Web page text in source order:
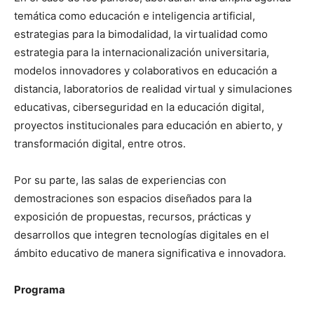
temática como educación e inteligencia artificial,
estrategias para la bimodalidad, la virtualidad como
estrategia para la internacionalización universitaria,
modelos innovadores y colaborativos en educación a
distancia, laboratorios de realidad virtual y simulaciones
educativas, ciberseguridad en la educación digital,
proyectos institucionales para educación en abierto, y
transformación digital, entre otros.
Por su parte, las salas de experiencias con
demostraciones son espacios diseñados para la
exposición de propuestas, recursos, prácticas y
desarrollos que integren tecnologías digitales en el
ámbito educativo de manera significativa e innovadora.
Programa